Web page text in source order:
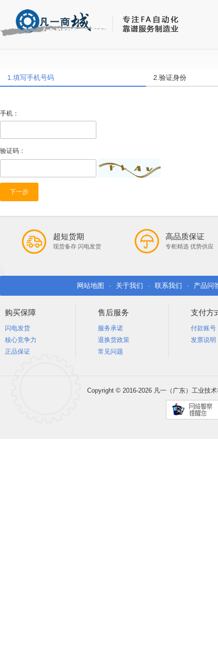
1.填写手机号码 2.验证身份
手机：
验证码：
下一步
超短货期
现货备存 闪电发货
高品质保证
专柜精选 优势供应
网站地图 - 关于我们 - 联系我们 - 产品问
购买保障
闪电发货
核心竞争力
正品保证
售后服务
服务承诺
退换货政策
常见问题
支付方
付款账号
发票说明
Copyright © 2016-2026 凡一（广东）工业